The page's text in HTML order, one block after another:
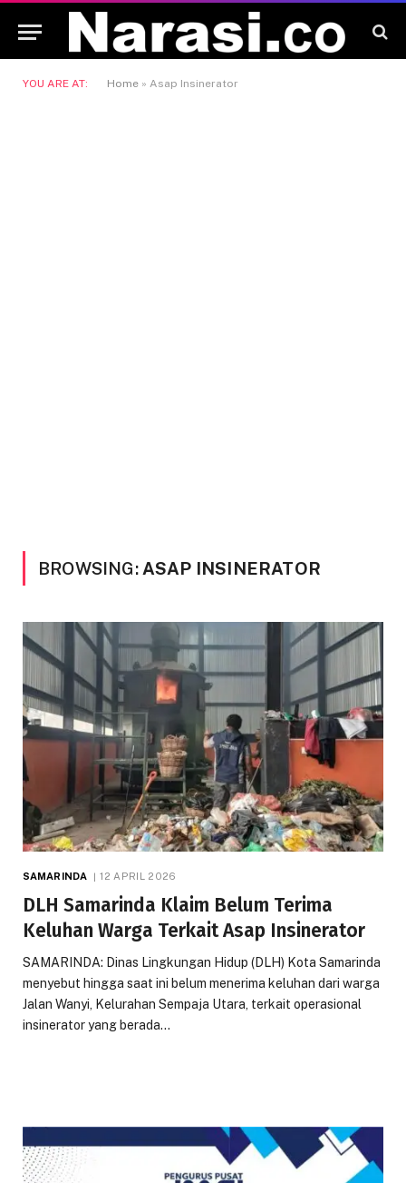
YOU ARE AT: Home » Asap Insinerator
BROWSING: ASAP INSINERATOR
SAMARINDA 12 APRIL 2026
DLH Samarinda Klaim Belum Terima
Keluhan Warga Terkait Asap Insinerator
SAMARINDA: Dinas Lingkungan Hidup (DLH) Kota Samarinda
menyebut hingga saat ini belum menerima keluhan dari warga
Jalan Wanyi, Kelurahan Sempaja Utara, terkait operasional
insinerator yang berada…